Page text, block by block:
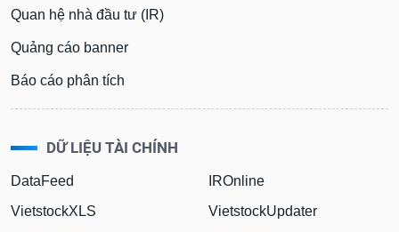
Quan hệ nhà đầu tư (IR)
Quảng cáo banner
Báo cáo phân tích
DỮ LIỆU TÀI CHÍNH
DataFeed
VietstockXLS
IROnline
VietstockUpdater